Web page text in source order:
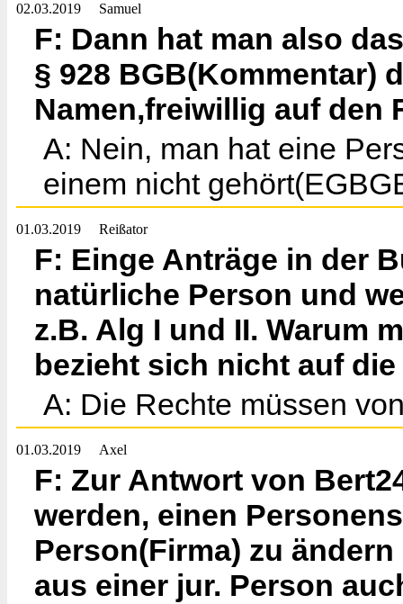
02.03.2019 Samuel
F: Dann hat man also
§ 928 BGB(Kommentar)
Namen,freiwillig auf den
A: Nein, man hat eine
einem nicht
01.03.2019 Reißator
F: Einge Anträge in der
natürliche Person und
z.B. Alg I und II. Warum
bezieht sich nicht auf
A: Die Rechte müssen
01.03.2019 Axel
F: Zur Antwort von
werden, einen
Person(Firma) zu
aus einer jur. Person